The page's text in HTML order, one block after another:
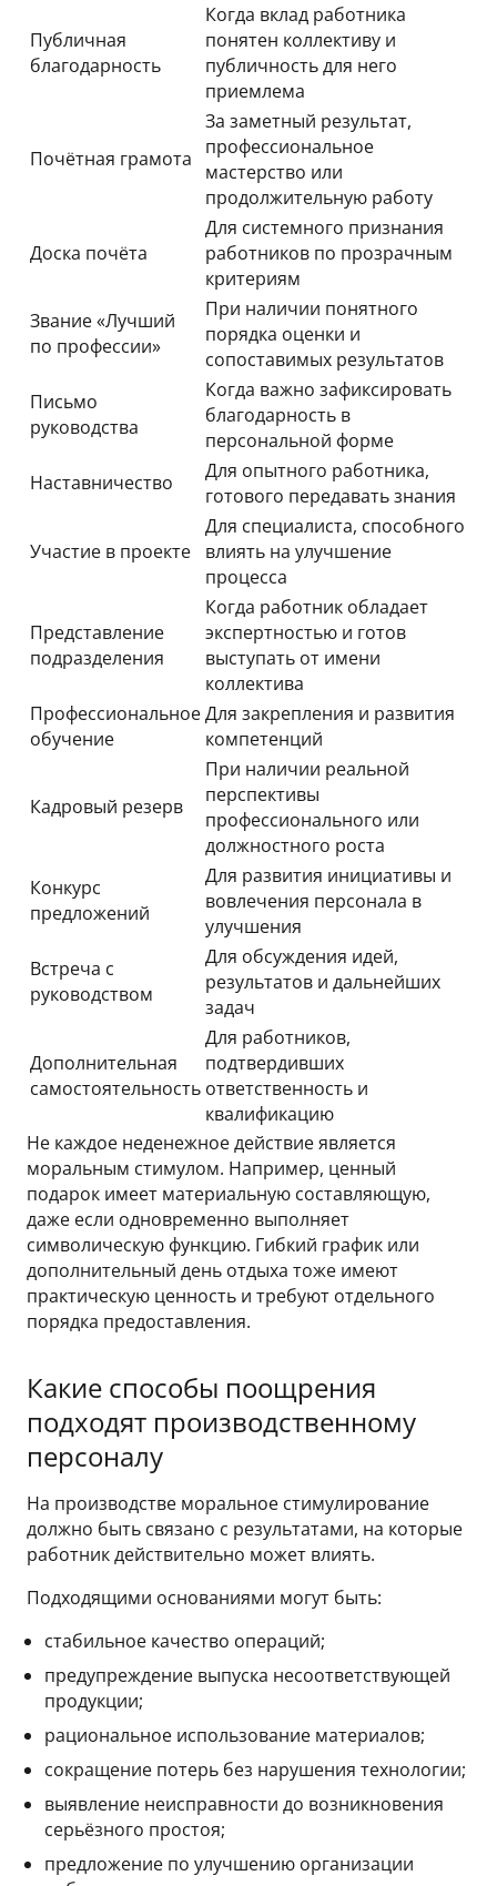
Публичная
благодарность
Когда вклад работника
понятен коллективу и
публичность для него
приемлема
Почётная грамота
За заметный результат,
профессиональное
мастерство или
продолжительную работу
Доска почёта
Для системного признания
работников по прозрачным
критериям
Звание «Лучший
по профессии»
При наличии понятного
порядка оценки и
сопоставимых результатов
Письмо
руководства
Когда важно зафиксировать
благодарность в
персональной форме
Наставничество
Для опытного работника,
готового передавать знания
Участие в проекте
Для специалиста, способного
влиять на улучшение
процесса
Представление
подразделения
Когда работник обладает
экспертностью и готов
выступать от имени
коллектива
Профессиональное
обучение
Для закрепления и развития
компетенций
Кадровый резерв
При наличии реальной
перспективы
профессионального или
должностного роста
Конкурс
предложений
Для развития инициативы и
вовлечения персонала в
улучшения
Встреча с
руководством
Для обсуждения идей,
результатов и дальнейших
задач
Дополнительная
самостоятельность
Для работников,
подтвердивших
ответственность и
квалификацию
Не каждое неденежное действие является
моральным стимулом. Например, ценный
подарок имеет материальную составляющую,
даже если одновременно выполняет
символическую функцию. Гибкий график или
дополнительный день отдыха тоже имеют
практическую ценность и требуют отдельного
порядка предоставления.
Какие способы поощрения
подходят производственному
персоналу
На производстве моральное стимулирование
должно быть связано с результатами, на которые
работник действительно может влиять.
Подходящими основаниями могут быть:
стабильное качество операций;
предупреждение выпуска несоответствующей
продукции;
рациональное использование материалов;
сокращение потерь без нарушения технологии;
выявление неисправности до возникновения
серьёзного простоя;
предложение по улучшению организации